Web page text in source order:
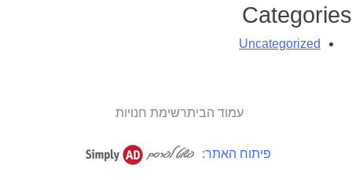
Categories
Uncategorized
עמוד הביתרשימת חנויות
פיתוח האתר: